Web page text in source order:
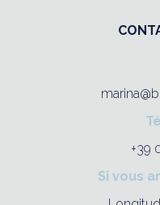
+39
Si vous